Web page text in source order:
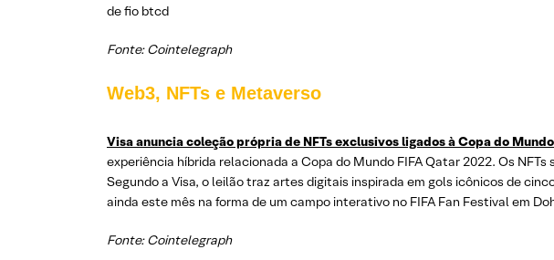
de fio btcd
Fonte: Cointelegraph
Web3, NFTs e Metaverso
Visa anuncia coleção própria de NFTs exclusivos ligados à Copa do
experiência híbrida relacionada a Copa do Mundo FIFA Qatar 2022. Os NFTs
Segundo a Visa, o leilão traz artes digitais inspirada em gols icônicos de
ainda este mês na forma de um campo interativo no FIFA Fan Festival em
Fonte: Cointelegraph